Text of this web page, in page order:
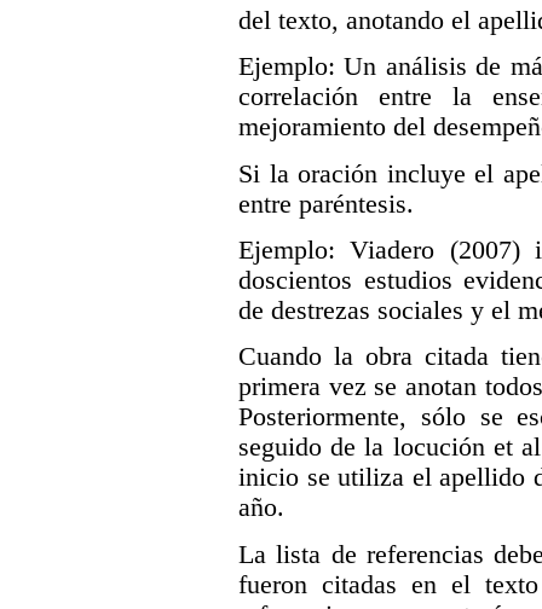
del texto, anotando el
Ejemplo: Un análisis de
correlación entre la
mejoramiento del
Si la oración incluye el
entre paréntesis.
Ejemplo: Viadero (2007)
doscientos estudios
de destrezas sociales y el
Cuando la obra citada
primera vez se anotan
Posteriormente, sólo se
seguido de la locución et
inicio se utiliza el apellido
año.
La lista de referencias
fueron citadas en el